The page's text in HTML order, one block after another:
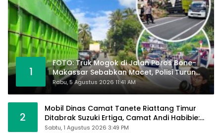
1
FOTO: Truk Mogok di Jalan Poros Bone-
Makassar Sebabkan Macet, Polisi Turun
Tangan
Rabu, 5 Agustus 2026 11:41 AM
2
Mobil Dinas Camat Tanete Riattang Timur
Ditabrak Suzuki Ertiga, Camat Andi Habibie:
Alhamdulillah Saya Baik-Baik Saja
Sabtu, 1 Agustus 2026 3:49 PM